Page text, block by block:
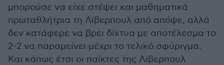
μπορούσε να είχε στέψει και μαθηματικά
πρωταθλήτρια τη Λίβερπουλ από απόψε, αλλά
δεν κατάφερε να βρει δίχτυα με αποτέλεσμα το
2-2 να παραμείνει μέχρι το τελικό σφύριγμα.
Και κάπως έτσι οι παίκτες της Λίβερπουλ